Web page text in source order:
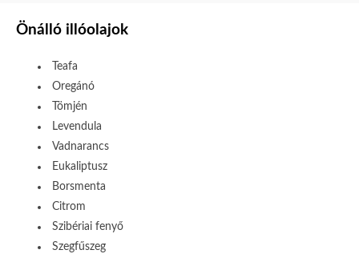
Önálló illóolajok
Teafa
Oregánó
Tömjén
Levendula
Vadnarancs
Eukaliptusz
Borsmenta
Citrom
Szibériai fenyő
Szegfűszeg